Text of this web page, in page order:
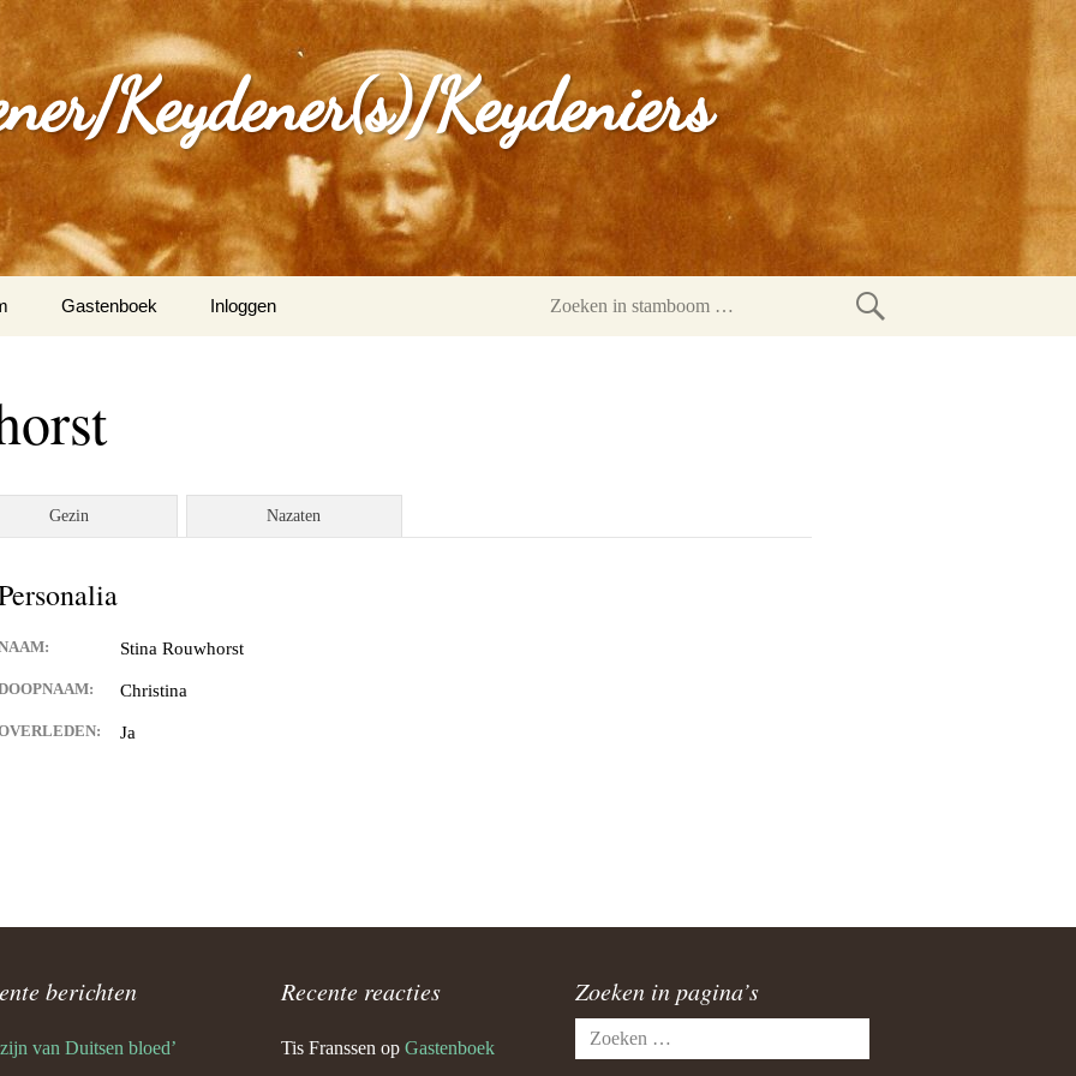
Keydener(s)/Keydeniers
en Tina Vleugels
(Wittem)
en Louisa Sintzen
en Anneke Spaaij
en Trine Van
Keijdener en Riet Jansen
Gastenboek
Inloggen
Zoeken
Gezin Nazaten
Stina Rouwhorst
Christina
Ja
berichten
van Duitsen bloed’
Recente reacties
Tis Franssen op Gastenboek
Zoeken in pagina’s
Zoeken
naar: